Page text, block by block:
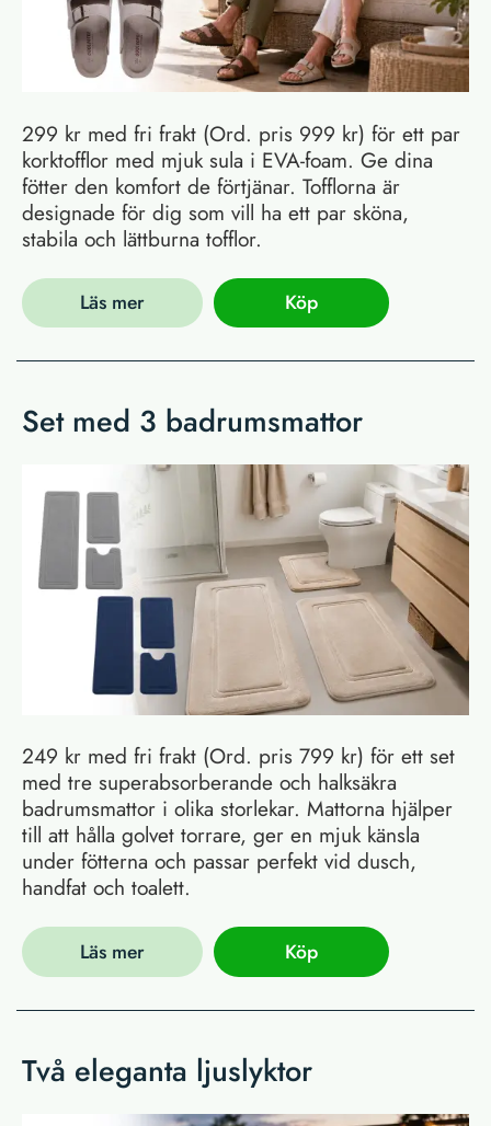
299 kr med fri frakt (Ord. pris 999 kr) för ett par
korktofflor med mjuk sula i EVA-foam. Ge dina
fötter den komfort de förtjänar. Tofflorna är
designade för dig som vill ha ett par sköna,
stabila och lättburna tofflor.
Läs mer Köp
Set med 3 badrumsmattor
249 kr med fri frakt (Ord. pris 799 kr) för ett set
med tre superabsorberande och halksäkra
badrumsmattor i olika storlekar. Mattorna hjälper
till att hålla golvet torrare, ger en mjuk känsla
under fötterna och passar perfekt vid dusch,
handfat och toalett.
Läs mer Köp
Två eleganta ljuslyktor